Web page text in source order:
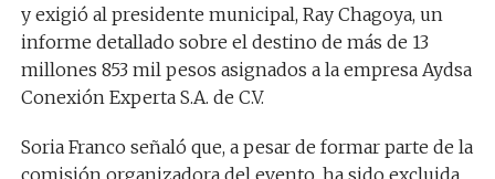
y exigió al presidente municipal, Ray Chagoya, un
informe detallado sobre el destino de más de 13
millones 853 mil pesos asignados a la empresa Aydsa
Conexión Experta S.A. de C.V.
Soria Franco señaló que, a pesar de formar parte de la
comisión organizadora del evento, ha sido excluida